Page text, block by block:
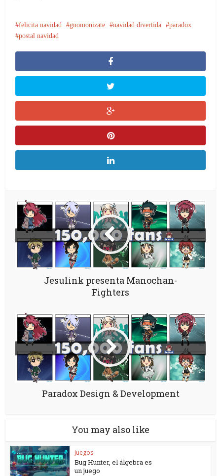
felicita navidad gnomonizate navidad divertida
paradox
postal navidad
Jesulink presenta Manochan-
Fighters
Paradox Design & Development
You may also like
Juegos
Bug Hunter, el álgebra es
un juego